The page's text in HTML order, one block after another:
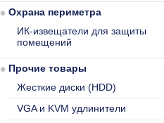
Охрана периметра
ИК-извещатели для защиты
помещений
Прочие товары
Жесткие диски (HDD)
VGA и KVM удлинители